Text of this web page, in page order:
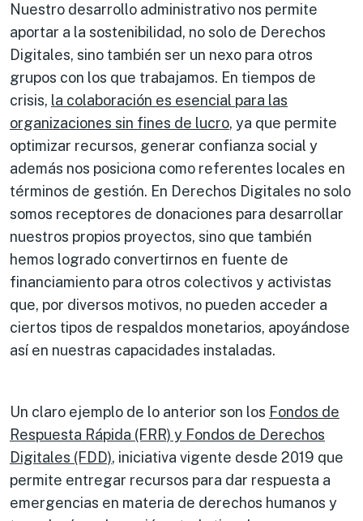
Nuestro desarrollo administrativo nos permite
aportar a la sostenibilidad, no solo de Derechos
Digitales, sino también ser un nexo para otros
grupos con los que trabajamos. En tiempos de
crisis, la colaboración es esencial para las
organizaciones sin fines de lucro, ya que permite
optimizar recursos, generar confianza social y
además nos posiciona como referentes locales en
términos de gestión. En Derechos Digitales no solo
somos receptores de donaciones para desarrollar
nuestros propios proyectos, sino que también
hemos logrado convertirnos en fuente de
financiamiento para otros colectivos y activistas
que, por diversos motivos, no pueden acceder a
ciertos tipos de respaldos monetarios, apoyándose
así en nuestras capacidades instaladas.
Un claro ejemplo de lo anterior son los Fondos de
Respuesta Rápida (FRR) y Fondos de Derechos
Digitales (FDD), iniciativa vigente desde 2019 que
permite entregar recursos para dar respuesta a
emergencias en materia de derechos humanos y